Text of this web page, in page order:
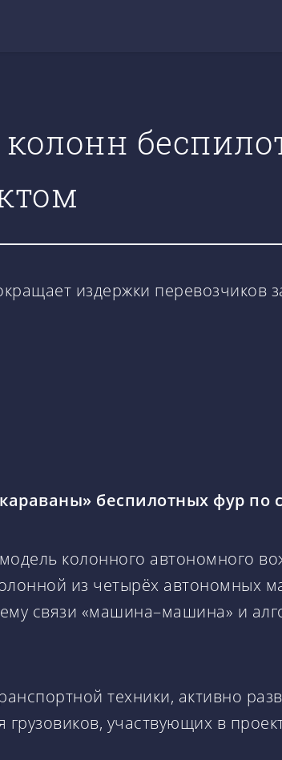
колонн
издержки перевозчиков
беспилотных фур по
колонного автономного
из четырёх автономных
связи «машина–машина» и
техники, активно
участвующих в